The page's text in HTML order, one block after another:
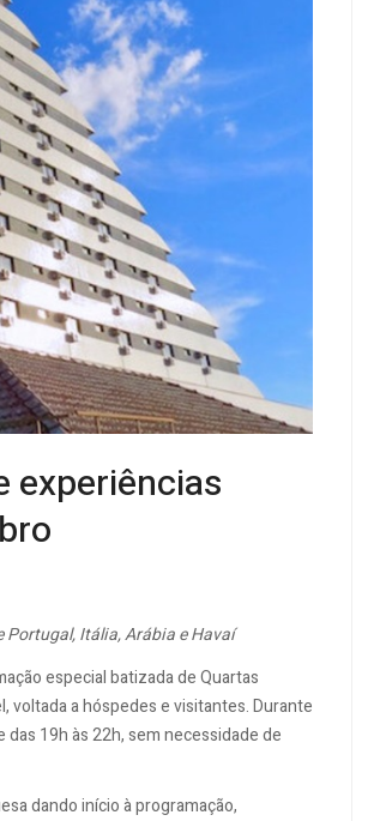
experiências
Itália, Arábia e Havaí
especial batizada de Quartas
a hóspedes e visitantes. Durante
19h às 22h, sem necessidade de
dando início à programação,